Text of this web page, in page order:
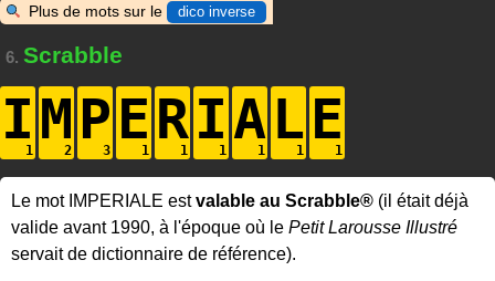
Plus de mots sur le dico inverse
6. Scrabble
IMPERIALE
Le mot IMPERIALE estvalable au Scrabble® (il était déjà
valide avant 1990, à l'époque où le Petit Larousse Illustré
servait de dictionnaire de référence).